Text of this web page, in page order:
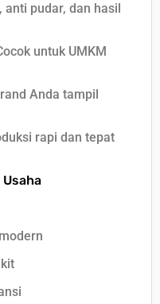
anti pudar, dan hasil
untuk UMKM
Anda tampil
rapi dan tepat